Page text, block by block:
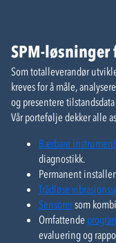
SPM-
Som totalleverandør
kreves for å måle,
og presentere
Vår portefølje dekker alle
Bærbare
diagnostikk.
Permanent
Trådløse
Sensorersom
Omfattende
evaluering og